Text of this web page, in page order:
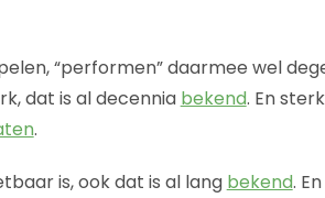
“performen” daarmee wel
dat is al decennia bekend. En
.
is, ook dat is al lang bekend. En